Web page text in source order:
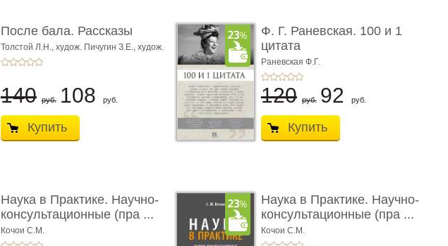
После бала. Рассказы
Толстой Л.Н., худож. Пичугин З.Е., худож.
Лебедев А.И.,
140 руб. 108 руб.
Купить
Ф. Г. Раневская. 100 и 1
цитата
Раневская Ф.Г.
120 руб. 92 руб.
Купить
Наука в Практике. Научно-
консультационные (пра ...
Кочои С.М.
Наука в Практике. Научно-
консультационные (пра ...
Кочои С.М.